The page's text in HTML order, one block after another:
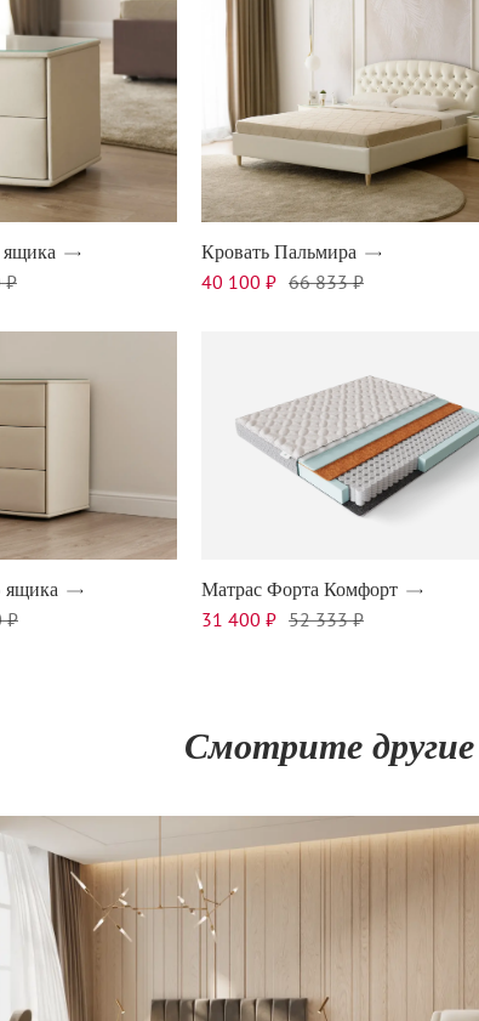
₽
Кровать Пальмира
40 100 ₽ 66 833 ₽
ящика
₽
Матрас Форта Комфорт
31 400 ₽ 52 333 ₽
Смотрите
24 600 ₽ 41 000₽